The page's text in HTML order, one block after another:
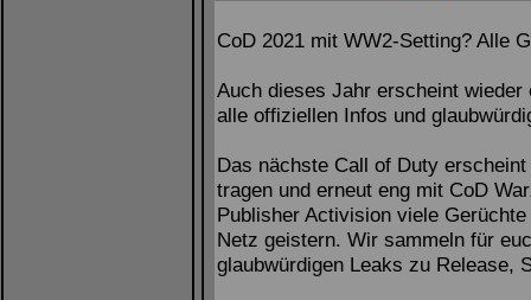
CoD 2021 mit WW2-Setting? Alle
Auch dieses Jahr erscheint
alle offiziellen Infos und
Das nächste Call of Duty
tragen und erneut eng mit CoD
Publisher Activision viele
Netz geistern. Wir sammeln für
glaubwürdigen Leaks zu Release,